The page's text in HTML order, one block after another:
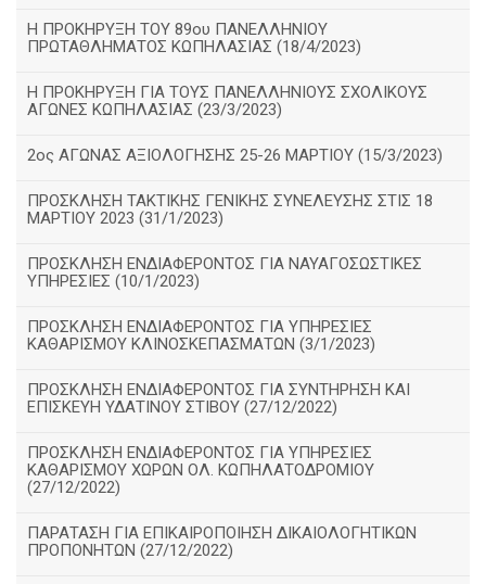
Η ΠΡΟΚΗΡΥΞΗ ΤΟΥ 89ου ΠΑΝΕΛΛΗΝΙΟΥ
ΠΡΩΤΑΘΛΗΜΑΤΟΣ ΚΩΠΗΛΑΣΙΑΣ (18/4/2023)
Η ΠΡΟΚΗΡΥΞΗ ΓΙΑ ΤΟΥΣ ΠΑΝΕΛΛΗΝΙΟΥΣ ΣΧΟΛΙΚΟΥΣ
ΑΓΩΝΕΣ ΚΩΠΗΛΑΣΙΑΣ (23/3/2023)
2ος ΑΓΩΝΑΣ ΑΞΙΟΛΟΓΗΣΗΣ 25-26 ΜΑΡΤΙΟΥ (15/3/2023)
ΠΡΟΣΚΛΗΣΗ ΤΑΚΤΙΚΗΣ ΓΕΝΙΚΗΣ ΣΥΝΕΛΕΥΣΗΣ ΣΤΙΣ 18
ΜΑΡΤΙΟΥ 2023 (31/1/2023)
ΠΡΟΣΚΛΗΣΗ ΕΝΔΙΑΦΕΡΟΝΤΟΣ ΓΙΑ ΝΑΥΑΓΟΣΩΣΤΙΚΕΣ
ΥΠΗΡΕΣΙΕΣ (10/1/2023)
ΠΡΟΣΚΛΗΣΗ ΕΝΔΙΑΦΕΡΟΝΤΟΣ ΓΙΑ ΥΠΗΡΕΣΙΕΣ
ΚΑΘΑΡΙΣΜΟΥ ΚΛΙΝΟΣΚΕΠΑΣΜΑΤΩΝ (3/1/2023)
ΠΡΟΣΚΛΗΣΗ ΕΝΔΙΑΦΕΡΟΝΤΟΣ ΓΙΑ ΣΥΝΤΗΡΗΣΗ ΚΑΙ
ΕΠΙΣΚΕΥΗ ΥΔΑΤΙΝΟΥ ΣΤΙΒΟΥ (27/12/2022)
ΠΡΟΣΚΛΗΣΗ ΕΝΔΙΑΦΕΡΟΝΤΟΣ ΓΙΑ ΥΠΗΡΕΣΙΕΣ
ΚΑΘΑΡΙΣΜΟΥ ΧΩΡΩΝ ΟΛ. ΚΩΠΗΛΑΤΟΔΡΟΜΙΟΥ
(27/12/2022)
ΠΑΡΑΤΑΣΗ ΓΙΑ ΕΠΙΚΑΙΡΟΠΟΙΗΣΗ ΔΙΚΑΙΟΛΟΓΗΤΙΚΩΝ
ΠΡΟΠΟΝΗΤΩΝ (27/12/2022)